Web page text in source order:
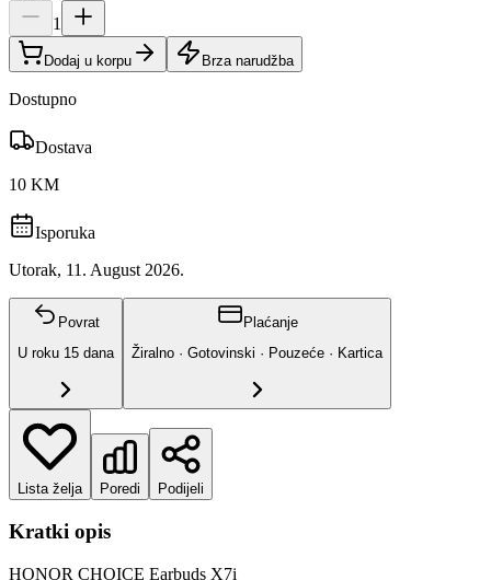
1
Dodaj u korpu Brza narudžba
Dostupno
Dostava
10 KM
Isporuka
Utorak, 11. August 2026.
Povrat
U roku 15 dana
Plaćanje
Žiralno · Gotovinski · Pouzeće · Kartica
Lista želja Poredi Podijeli
Kratki opis
HONOR CHOICE Earbuds X7i